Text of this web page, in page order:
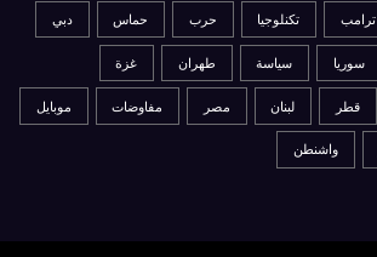
ترامب تكنلوجيا حرب حماس دبي
سوريا سياسة طهران غزة
قطر لبنان مصر مفاوضات موبايل
واشنطن